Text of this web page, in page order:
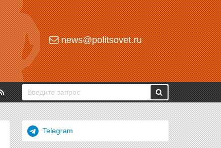
news@politsovet.ru
Telegram